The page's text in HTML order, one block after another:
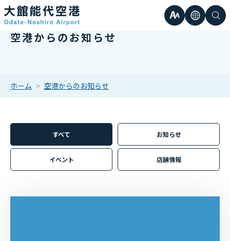
文
イ
ズ
言検
空港からのお知らせ
ホーム 空港からのお知らせ
すべて お知らせ
イベント 店舗情報